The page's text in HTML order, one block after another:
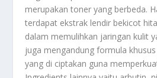
merupakan toner yang berbeda.
terdapat ekstrak lendir bekicot
dalam memulihkan jaringan kulit
juga mengandung formula
yang di ciptakan guna